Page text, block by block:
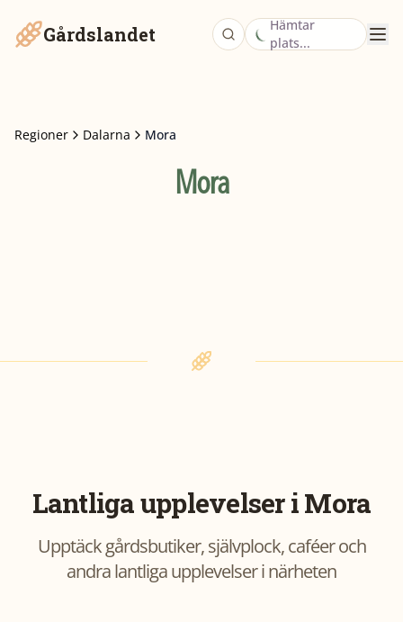
Gårdslandet
Hämtar
plats...
Regioner Dalarna Mora
Mora
Lantliga upplevelser iMora
Upptäck gårdsbutiker, självplock, caféer och
andra lantliga upplevelser i närheten